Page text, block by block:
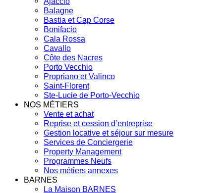
Balagne
Bastia et Cap Corse
Bonifacio
Cala Rossa
Cavallo
Côte des Nacres
Porto Vecchio
Propriano et Valinco
Saint-Florent
Ste-Lucie de Porto-Vecchio
NOS MÉTIERS
Vente et achat
Reprise et cession d’entreprise
Gestion locative et séjour sur mesure
Services de Conciergerie
Property Management
Programmes Neufs
Nos métiers annexes
BARNES
La Maison BARNES